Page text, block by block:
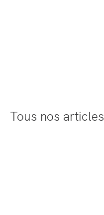
Tous nos articles